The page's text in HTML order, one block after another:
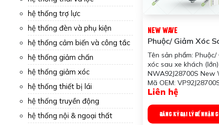
hệ thống trợ lực
hệ thống đèn và phụ kiện
hệ thống cảm biến và công tắc
hệ thống giảm chấn
hệ thống giảm xóc
hệ thống thiết bị lái
hệ thống truyền động
hệ thống nội & ngoại thất
NEW WAVE
Phuộc/ Giảm Xóc
Khách
WAVE - Giải Pháp
Êm Ái Và Ổn Định
Tên sản phẩm: Phuộc/
xóc sau xe khách (lớn)
NWA92J28700S New
Mã OEM:
Xuất xứ: Trung Quốc
Vật liệu: thép hợp kim
Ưu điểm sản phẩm với
Liên hệ
ĐĂNG KÝ ĐẠI LÝ ĐỂ NHẬN